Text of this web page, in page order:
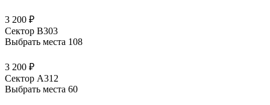
3 200 ₽
Сектор В303
Выбрать места 108
3 200 ₽
Сектор А312
Выбрать места 60